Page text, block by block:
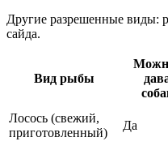
Другие разрешенные виды:
сайда.
Вид рыбы
Лосось (свежий,
приготовленный)
Да